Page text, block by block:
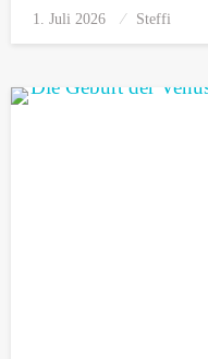
Posted
on
1. Juli 2026 Steffi